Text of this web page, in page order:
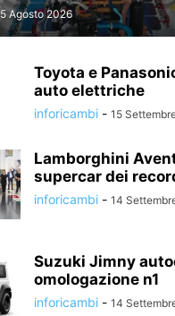
5 Agosto 2026
Toyota e
auto elettriche
inforicambi - 15
Lamborghini
supercar dei
inforicambi - 14
Suzuki Jimny
omologazione n1
inforicambi - 14